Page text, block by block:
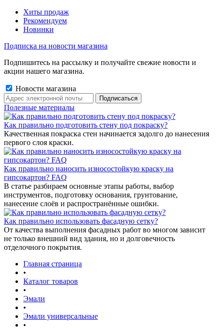
Хиты продаж
Рекомендуем
Новинки
Подписка на новости магазина
Подпишитесь на рассылку и получайте свежие новости и
акции нашего магазина.
Новости магазина
Полезные материалы
Как правильно подготовить стену под покраску?
Качественная покраска стен начинается задолго до нанесения
первого слоя краски.
Как правильно наносить износостойкую краску на
гипсокартон? FAQ
В статье разбираем основные этапы работы, выбор
инструментов, подготовку основания, грунтование,
нанесение слоёв и распространённые ошибки.
Как правильно использовать фасадную сетку?
От качества выполнения фасадных работ во многом зависит
не только внешний вид здания, но и долговечность
отделочного покрытия.
Главная страница
•
Каталог товаров
•
Эмали
•
Эмали универсальные
•